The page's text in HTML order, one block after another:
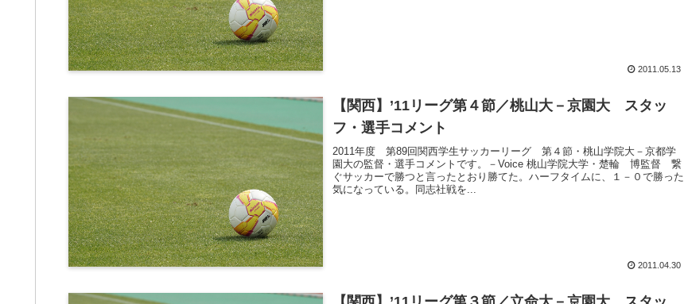
2011.05.13
【関西】’11リーグ第４節／桃山大－京園大 スタッ
フ・選手コメント
2011年度 第89回関西学生サッカーリーグ 第４節・桃山学院大－京都学
園大の監督・選手コメントです。－Voice 桃山学院大学・楚輪 博監督 繋
ぐサッカーで勝つと言ったとおり勝てた。ハーフタイムに、１－０で勝った
気になっている。同志社戦を...
2011.04.30